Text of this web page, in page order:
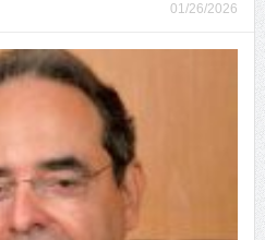
01/26/2026